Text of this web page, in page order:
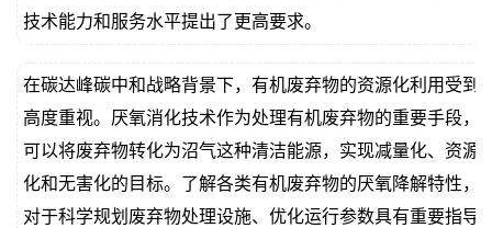
技术能力和服务水平提出了更高要求。
在碳达峰碳中和战略背景下，有机废弃物的资源化利用受到
高度重视。厌氧消化技术作为处理有机废弃物的重要手段，
可以将废弃物转化为沼气这种清洁能源，实现减量化、资源
化和无害化的目标。了解各类有机废弃物的厌氧降解特性，
对于科学规划废弃物处理设施、优化运行参数具有重要指导